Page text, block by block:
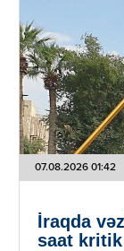
07.08.2026 01:42
İraqda
saat